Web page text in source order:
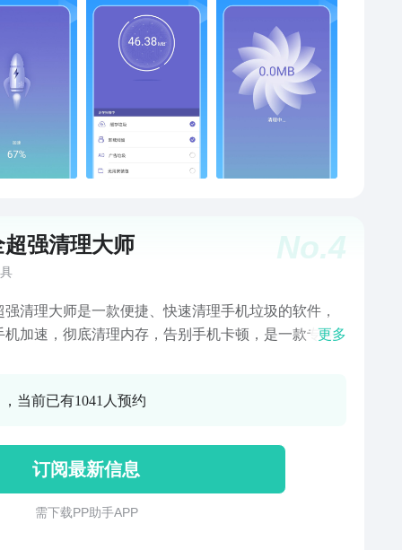
No.4
超强清理大师
强清理大师是一款便捷、快速清理手机垃圾的软件，
机加速，彻底清理内存，告别手机卡顿，是一款专业
彻底释放内存容量；【微信清理】清理微信垃圾、垃
到隐藏的图片垃圾，重复图片垃圾、隐私清理不留
缓存清理】各类应用的手机缓存、图片缓存、视频缓
键清理；【语音清理】快速扫描、极速定位，清理社
的语音垃圾；作用一：（便捷安全）只需一键操作，
更多
当前已有1041人预约
订阅最新信息
需 下 载 P P 助 手 A P P